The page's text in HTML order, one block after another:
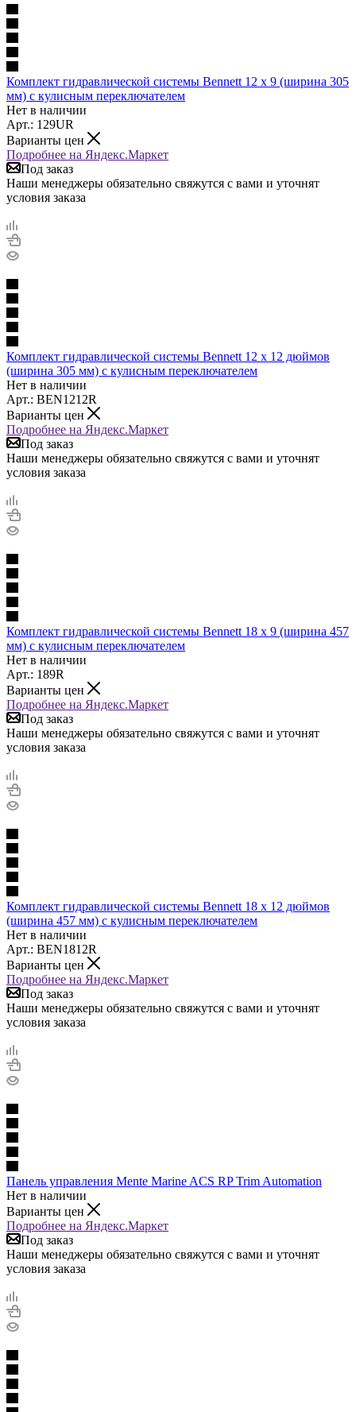
Комплект гидравлической системы Bennett 12 x 9 (ширина 305
мм) с кулисным переключателем
Нет в наличии
Арт.: 129UR
Варианты цен
Подробнее на Яндекс.Маркет
Под заказ
Наши менеджеры обязательно свяжутся с вами и уточнят
условия заказа
Комплект гидравлической системы Bennett 12 x 12 дюймов
(ширина 305 мм) с кулисным переключателем
Нет в наличии
Арт.: BEN1212R
Варианты цен
Подробнее на Яндекс.Маркет
Под заказ
Наши менеджеры обязательно свяжутся с вами и уточнят
условия заказа
Комплект гидравлической системы Bennett 18 x 9 (ширина 457
мм) с кулисным переключателем
Нет в наличии
Арт.: 189R
Варианты цен
Подробнее на Яндекс.Маркет
Под заказ
Наши менеджеры обязательно свяжутся с вами и уточнят
условия заказа
Комплект гидравлической системы Bennett 18 x 12 дюймов
(ширина 457 мм) с кулисным переключателем
Нет в наличии
Арт.: BEN1812R
Варианты цен
Подробнее на Яндекс.Маркет
Под заказ
Наши менеджеры обязательно свяжутся с вами и уточнят
условия заказа
Панель управления Mente Marine ACS RP Trim Automation
Нет в наличии
Варианты цен
Подробнее на Яндекс.Маркет
Под заказ
Наши менеджеры обязательно свяжутся с вами и уточнят
условия заказа